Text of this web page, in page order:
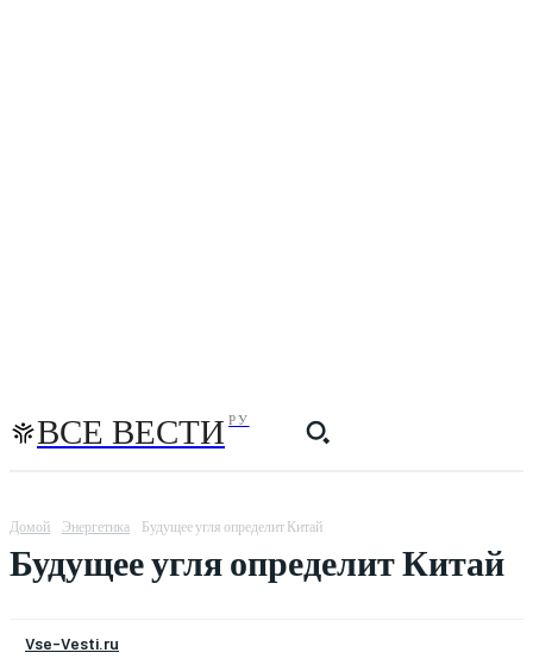
ВСЕ ВЕСТИ РУ
Домой Энергетика Будущее угля определит Китай
Будущее угля определит Китай
Vse-Vesti.ru